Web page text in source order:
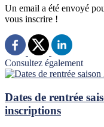
Un email a été envoyé
vous inscrire !
Consultez également
Dates de rentrée
inscriptions